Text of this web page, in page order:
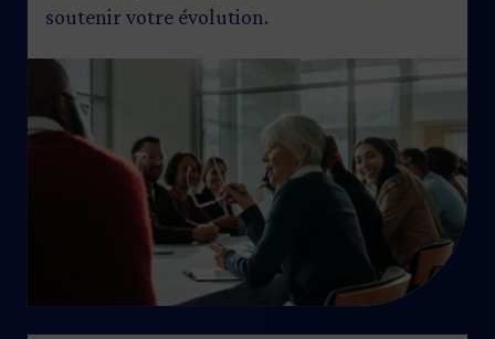
soutenir votre évolution.
Image